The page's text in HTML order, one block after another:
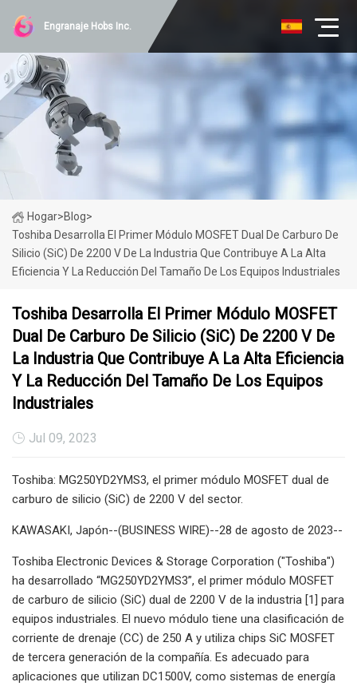
Engranaje Hobs Inc.
Hogar>Blog>
Toshiba Desarrolla El Primer Módulo MOSFET Dual De Carburo De
Silicio (SiC) De 2200 V De La Industria Que Contribuye A La Alta
Eficiencia Y La Reducción Del Tamaño De Los Equipos Industriales
Toshiba Desarrolla El Primer Módulo MOSFET
Dual De Carburo De Silicio (SiC) De 2200 V De
La Industria Que Contribuye A La Alta Eficiencia
Y La Reducción Del Tamaño De Los Equipos
Industriales
Jul 09, 2023
Toshiba: MG250YD2YMS3, el primer módulo MOSFET dual de
carburo de silicio (SiC) de 2200 V del sector.
KAWASAKI, Japón--(BUSINESS WIRE)--28 de agosto de 2023--
Toshiba Electronic Devices & Storage Corporation ("Toshiba")
ha desarrollado “MG250YD2YMS3”, el primer módulo MOSFET
de carburo de silicio (SiC) dual de 2200 V de la industria [1] para
equipos industriales. El nuevo módulo tiene una clasificación de
corriente de drenaje (CC) de 250 A y utiliza chips SiC MOSFET
de tercera generación de la compañía. Es adecuado para
aplicaciones que utilizan DC1500V, como sistemas de energía